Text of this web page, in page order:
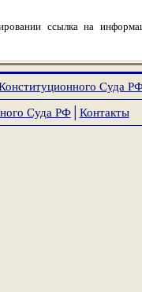
ссылка на
Суда
Суда РФ│ Контакты